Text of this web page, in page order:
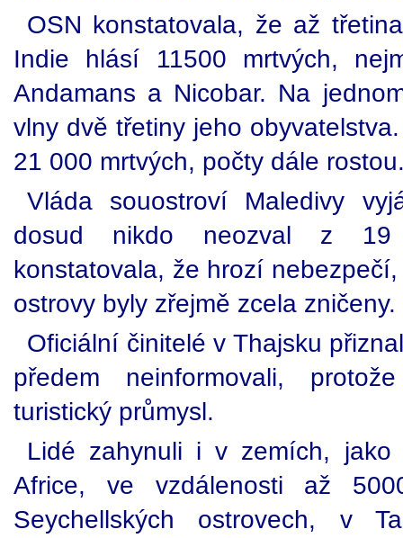
OSN konstatovala, že až
Indie hlásí 11500 mrtvých,
Andamans a Nicobar. Na
vlny dvě třetiny jeho
21 000 mrtvých, počty dále
Vláda souostroví Maledivy
dosud nikdo neozval z 19
konstatovala, že hrozí
ostrovy byly zřejmě zcela zničeny.
Oficiální činitelé v Thajsku
předem neinformovali,
turistický průmysl.
Lidé zahynuli i v zemích,
Africe, ve vzdálenosti až
Seychellských ostrovech, v